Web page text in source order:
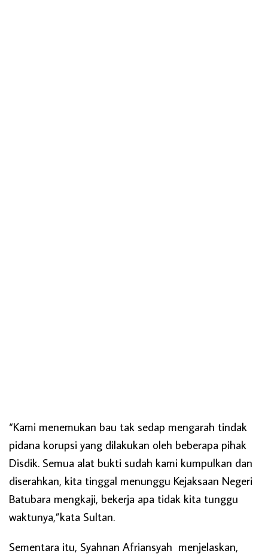
“Kami menemukan bau tak sedap mengarah tindak
pidana korupsi yang dilakukan oleh beberapa pihak
Disdik. Semua alat bukti sudah kami kumpulkan dan
diserahkan, kita tinggal menunggu Kejaksaan Negeri
Batubara mengkaji, bekerja apa tidak kita tunggu
waktunya,”kata Sultan.
Sementara itu, Syahnan Afriansyah menjelaskan,